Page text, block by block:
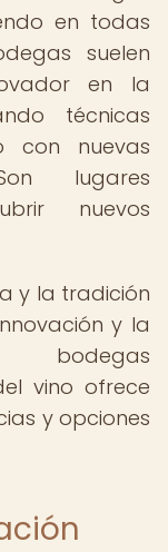
en todas
suelen
en la
técnicas
con nuevas
lugares
nuevos
y la tradición
y la
vino ofrece
y opciones